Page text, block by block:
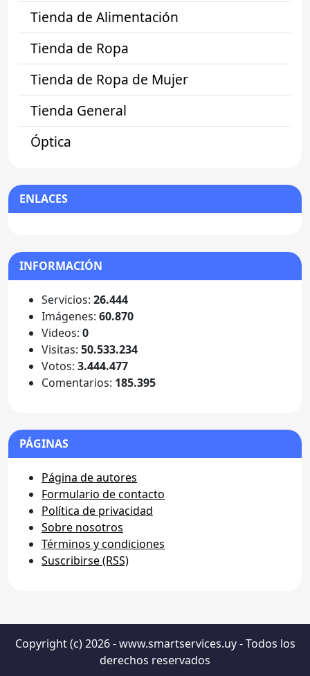
Tienda de Alimentación
Tienda de Ropa
Tienda de Ropa de Mujer
Tienda General
Óptica
ENLACES
INFORMACIÓN
Servicios: 26.444
Imágenes: 60.870
Videos: 0
Visitas: 50.533.234
Votos: 3.444.477
Comentarios: 185.395
PÁGINAS
Página de autores
Formulario de contacto
Política de privacidad
Sobre nosotros
Términos y condiciones
Suscribirse (RSS)
Copyright (c) 2026 - www.smartservices.uy - Todos los
derechos reservados